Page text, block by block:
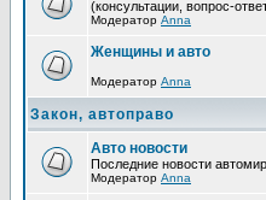
(консультации, вопрос-
Модератор Anna
Женщины и авто
Модератор Anna
Закон, автоправо
Авто новости
Последние новости
Модератор Anna